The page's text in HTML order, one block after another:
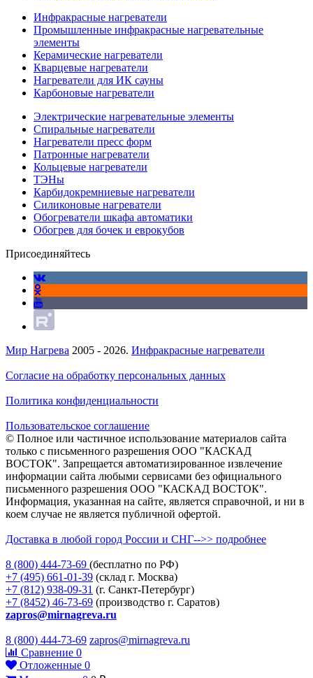
Инфракрасные нагреватели
Промышленные инфракрасные нагревательные
элементы
Керамические нагреватели
Кварцевые нагреватели
Нагреватели для ИК сауны
Карбоновые нагреватели
Электрические нагревательные элементы
Спиральные нагреватели
Нагреватели пресс форм
Патронные нагреватели
Кольцевые нагреватели
ТЭНы
Карбидокремниевые нагреватели
Силиконовые нагреватели
Обогреватели шкафа автоматики
Обогрев для бочек и еврокубов
Присоединяйтесь
Мир Нагрева 2005 - 2026. Инфракрасные нагреватели
Согласие на обработку персональных данных
Политика конфиденциальности
Пользовательское соглашение
© Полное или частичное использование материалов сайта
только с письменного разрешения ООО "КАСКАД
ВОСТОК". Запрещается автоматизированное извлечение
информации сайта любыми сервисами без официального
письменного разрешения ООО "КАСКАД ВОСТОК".
Информация, указанная на сайте, является справочной, и ни в
коем случае не является публичной офертой.
Доставка в любой город России и СНГ-->> подробнее
8 (800) 444-73-69 (бесплатно по РФ)
+7 (495) 661-01-39 (склад г. Москва)
+7 (812) 938-09-31 (г. Санкт-Петербург)
+7 (8452) 46-73-69 (производство г. Саратов)
zapros@mirnagreva.ru
8 (800) 444-73-69 zapros@mirnagreva.ru
Сравнение 0
Отложенные 0